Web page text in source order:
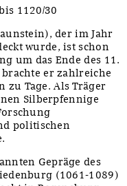
1120/30
der im Jahr
wurde, ist schon
um das Ende des 11.
er zahlreiche
zu Tage. Als Träger
Silberpfennige
politischen
Gepräge des
(1061-1089)